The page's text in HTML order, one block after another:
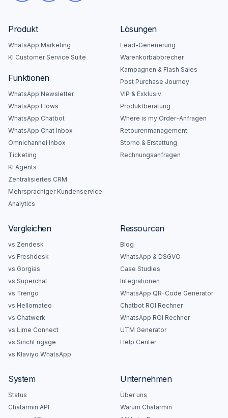
Produkt
WhatsApp Marketing
KI Customer Service Suite
Funktionen
WhatsApp Newsletter
WhatsApp Flows
WhatsApp Chatbot
WhatsApp Chat Inbox
Omnichannel Inbox
Ticketing
KI Agents
Zentralisiertes CRM
Mehrsprachiger Kundenservice
Analytics
Lösungen
Lead-Generierung
Warenkorbabbrecher
Kampagnen & Flash Sales
Post Purchase Journey
VIP & Exklusiv
Produktberatung
Where is my Order-Anfragen
Retourenmanagement
Storno & Erstattung
Rechnungsanfragen
Vergleichen
vs Zendesk
vs Freshdesk
vs Gorgias
vs Superchat
vs Trengo
vs Hellomateo
vs Chatwerk
vs Lime Connect
vs SinchEngage
vs Klaviyo WhatsApp
Ressourcen
Blog
WhatsApp & DSGVO
Case Studies
Integrationen
WhatsApp QR-Code Generator
Chatbot ROI Rechner
WhatsApp ROI Rechner
UTM Generator
Help Center
System
Status
Chatarmin API
Unternehmen
Über uns
Warum Chatarmin